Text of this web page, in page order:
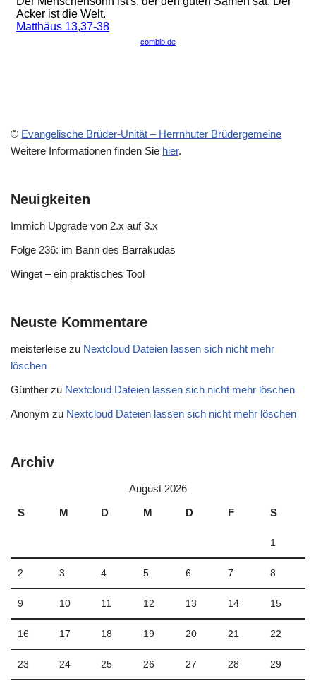
© Evangelische Brüder-Unität – Herrnhuter Brüdergemeine
Weitere Informationen finden Sie hier.
Neuigkeiten
Immich Upgrade von 2.x auf 3.x
Folge 236: im Bann des Barrakudas
Winget – ein praktisches Tool
Neuste Kommentare
meisterleise zu Nextcloud Dateien lassen sich nicht mehr
löschen
Günther zu Nextcloud Dateien lassen sich nicht mehr löschen
Anonym zu Nextcloud Dateien lassen sich nicht mehr löschen
Archiv
August 2026
S
M D M D F S
1
2 3 4 5 6 7 8
9 10 11 12 13 14 15
16 17 18 19 20 21 22
23 24 25 26 27 28 29